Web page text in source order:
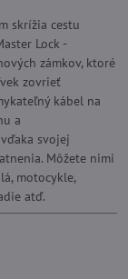
skrížia cestu
Lock -
zámkov, ktoré
zovrieť
kábel na
a
svojej
Môžete nimi
motocykle,
atď.